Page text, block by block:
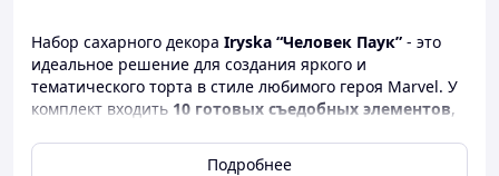
Набор сахарного декора Iryska “Человек Паук” - это
идеальное решение для создания яркого и
тематического торта в стиле любимого героя Marvel. У
комплект входить 10 готовых съедобных элементов,
которые легко разместить на мастике, креме или
Подробнее